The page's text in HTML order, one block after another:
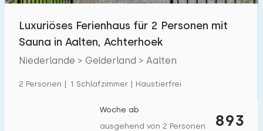
Luxuriöses Ferienhaus für 2 Personen mit
Sauna in Aalten, Achterhoek
Niederlande > Gelderland > Aalten
2 Personen | 1 Schlafzimmer | Haustierfrei
893
Woche ab
ausgehend von 2 Personen